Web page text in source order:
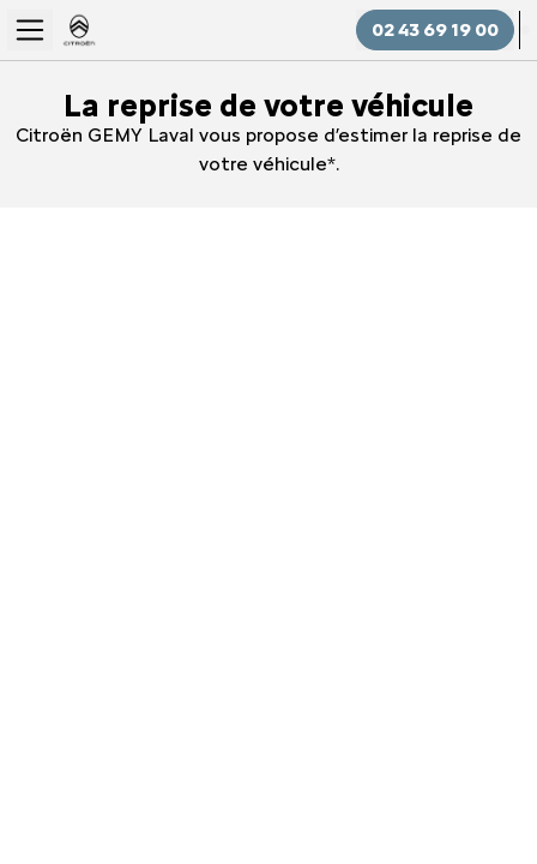
02 43 69 19 00
La reprise de votre véhicule
Citroën GEMY Laval vous propose d’estimer la reprise de
votre véhicule*.